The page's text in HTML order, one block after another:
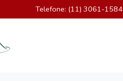
Telefone: (11) 3061-1584